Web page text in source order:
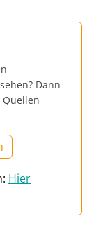
Dann
Hier